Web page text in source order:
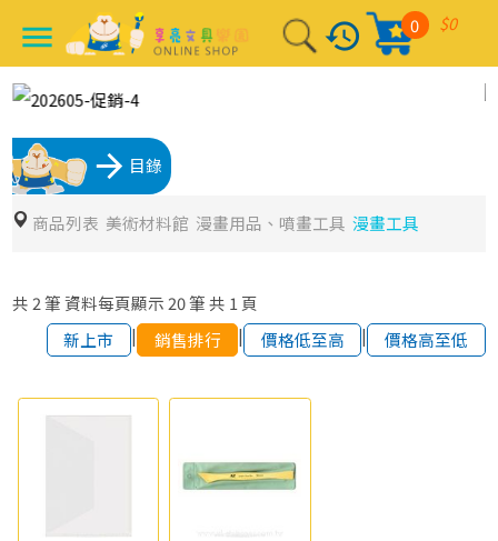
menu history $0
0
arrow_forward 目錄
商品列表 美術材料館 漫畫用品、噴畫工具 漫畫工具
共 2 筆 資料每頁顯示 20筆 共 1 頁
新上市
| 銷售排行 | 價格低至高 | 價格高至低